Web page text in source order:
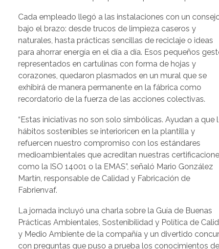
Cada empleado llegó a las instalaciones con un
bajo el brazo: desde trucos de limpieza caseros y
naturales, hasta prácticas sencillas de reciclaje o ideas
para ahorrar energía en el día a día. Esos pequeños
representados en cartulinas con forma de hojas y
corazones, quedaron plasmados en un mural que se
exhibirá de manera permanente en la fábrica como
recordatorio de la fuerza de las acciones colectivas.
“Estas iniciativas no son solo simbólicas. Ayudan a que
hábitos sostenibles se interioricen en la plantilla y
refuercen nuestro compromiso con los estándares
medioambientales que acreditan nuestras
como la ISO 14001 o la EMAS”, señaló Mario González
Martín, responsable de Calidad y Fabricación de
Fabrienvaf.
La jornada incluyó una charla sobre la Guía de Buenas
Prácticas Ambientales, Sostenibilidad y Política de
y Medio Ambiente de la compañía y un divertido
con preguntas que puso a prueba los conocimientos